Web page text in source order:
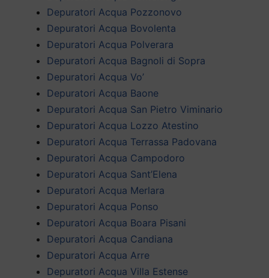
Depuratori Acqua Pozzonovo
Depuratori Acqua Bovolenta
Depuratori Acqua Polverara
Depuratori Acqua Bagnoli di Sopra
Depuratori Acqua Vo’
Depuratori Acqua Baone
Depuratori Acqua San Pietro Viminario
Depuratori Acqua Lozzo Atestino
Depuratori Acqua Terrassa Padovana
Depuratori Acqua Campodoro
Depuratori Acqua Sant’Elena
Depuratori Acqua Merlara
Depuratori Acqua Ponso
Depuratori Acqua Boara Pisani
Depuratori Acqua Candiana
Depuratori Acqua Arre
Depuratori Acqua Villa Estense